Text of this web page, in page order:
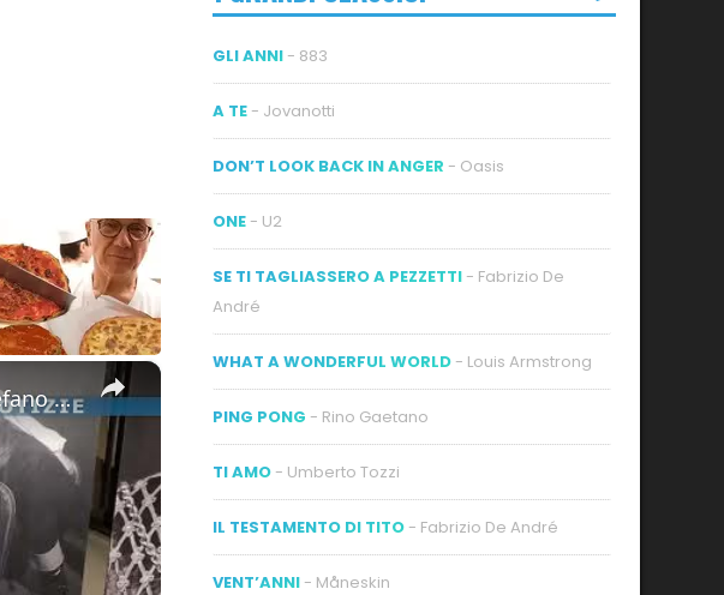
×
Motta Sant'Anastasia. L'omaggio al tenore mottese Giuseppe Di Stefano nel giorno della sua nascita.
GLI ANNI - 883
A TE - Jovanotti
DON’T LOOK BACK IN ANGER - Oasis
ONE - U2
SE TI TAGLIASSERO A PEZZETTI - Fabrizio De
André
WHAT A WONDERFUL WORLD - Louis Armstrong
PING PONG - Rino Gaetano
TI AMO - Umberto Tozzi
IL TESTAMENTO DI TITO - Fabrizio De André
VENT’ANNI - Måneskin